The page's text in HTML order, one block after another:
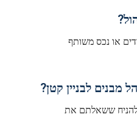
או נכס משותף
לבניין קטן?
להניח ששאלתם את